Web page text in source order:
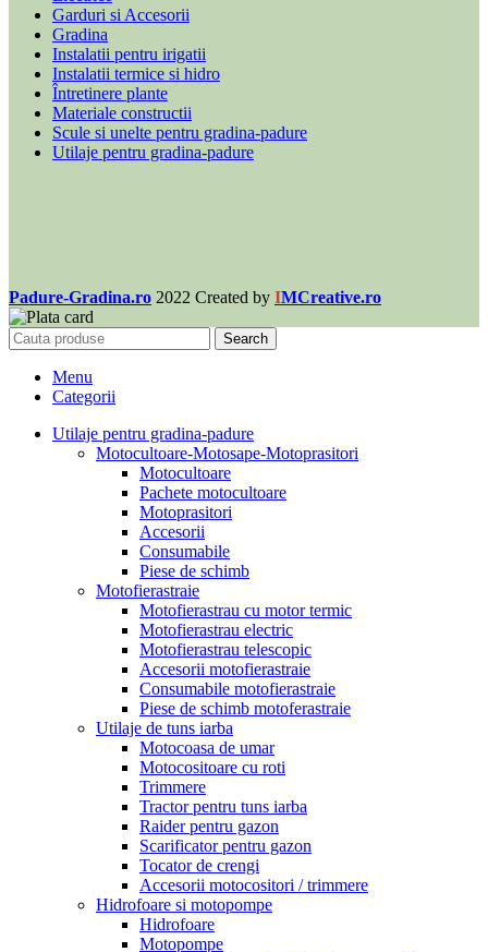
Garduri si Accesorii
Gradina
Instalatii pentru irigatii
Instalatii termice si hidro
Întretinere plante
Materiale constructii
Scule si unelte pentru gradina-padure
Utilaje pentru gradina-padure
Padure-Gradina.ro 2022 Created by IMCreative.ro
Search
Menu
Categorii
Utilaje pentru gradina-padure
Motocultoare-Motosape-Motoprasitori
Motocultoare
Pachete motocultoare
Motoprasitori
Accesorii
Consumabile
Piese de schimb
Motofierastraie
Motofierastrau cu motor termic
Motofierastrau electric
Motofierastrau telescopic
Accesorii motofierastraie
Consumabile motofierastraie
Piese de schimb motoferastraie
Utilaje de tuns iarba
Motocoasa de umar
Motocositoare cu roti
Trimmere
Tractor pentru tuns iarba
Raider pentru gazon
Scarificator pentru gazon
Tocator de crengi
Accesorii motocositori / trimmere
Hidrofoare si motopompe
Hidrofoare
Motopompe